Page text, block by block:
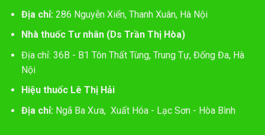
Địa chỉ:286 Nguyễn Xiển, Thanh Xuân, Hà Nội
Nhà thuốc Tư nhân (Ds Trần Thị Hòa)
Địa chỉ: 36B - B1 Tôn Thất Tùng, Trung Tự, Đống Đa, Hà
Nội
Hiệu thuốc Lê Thị Hải
Địa chỉ: Ngã Ba Xưa, Xuất Hóa - Lạc Sơn - Hòa Bình